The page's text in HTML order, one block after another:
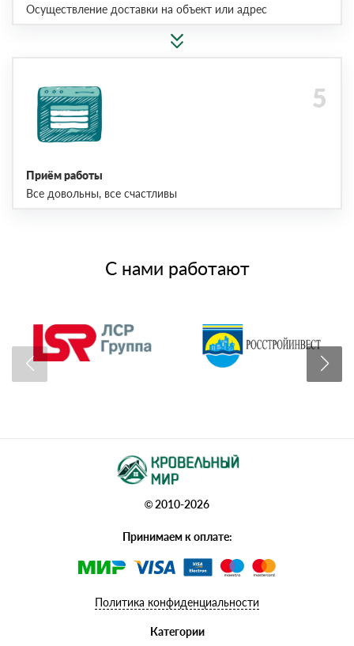
Осуществление доставки на объект или адрес
Приём работы
Все довольны, все счастливы
С нами работают
© 2010-2026
Принимаем к оплате:
Политика конфиденциальности
Категории